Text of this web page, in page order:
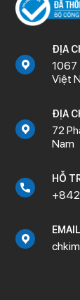
ĐỊA
1067
Việt
ĐỊA
72
Nam
HỖ